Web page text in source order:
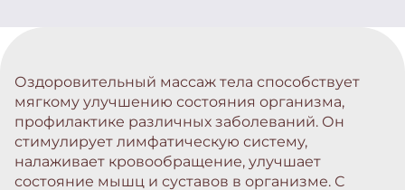
Оздоровительный массаж тела способствует
мягкому улучшению состояния организма,
профилактике различных заболеваний. Он
стимулирует лимфатическую систему,
налаживает кровообращение, улучшает
состояние мышц и суставов в организме. С